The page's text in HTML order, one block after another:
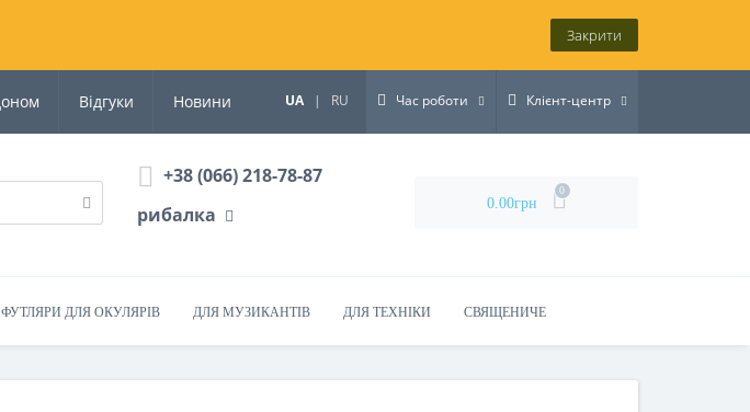
Закрити
Відгуки Новини UA | RU Час роботи Клієнт-центр
+38 (066) 218-78-87
рибалка
0.00грн
0
ФУТЛЯРИ ДЛЯ ОКУЛЯРІВ ДЛЯ МУЗИКАНТІВ ДЛЯ ТЕХНІКИ СВЯЩЕНИЧЕ